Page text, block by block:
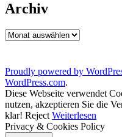
Archiv
Archiv
Proudly powered by
WordPress.com.
Diese Webseite verwendet
nutzen, akzeptieren Sie die
klar! Reject Weiterlesen
Privacy & Cookies Policy